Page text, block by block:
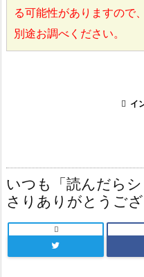
る可能性がありますので
別途お調べください。
 イ
いつも「読んだら
さりありがとうござ
